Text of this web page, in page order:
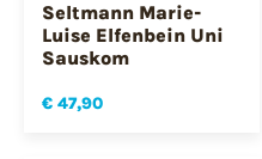
Seltmann Marie-
Luise Elfenbein Uni
Sauskom
€ 47,90